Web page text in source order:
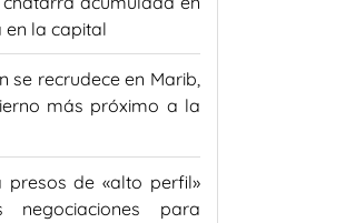
en la capital
se recrudece en Marib,
más próximo a la
presos de «alto perfil»
para